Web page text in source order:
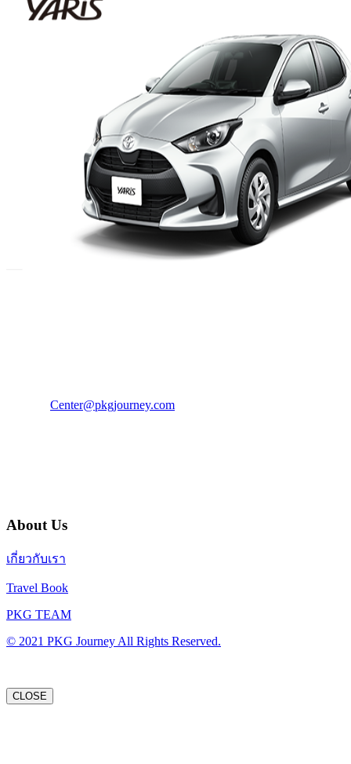
Center@pkgjourney.com
About Us
เกี่ยวกับเรา
Travel Book
PKG TEAM
© 2021 PKG Journey All Rights Reserved.
CLOSE